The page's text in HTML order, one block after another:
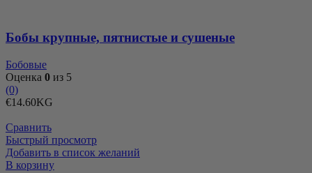
Бобы крупные, пятнистые и сушеные
Бобовые
Оценка 0 из 5
(0)
€14.60KG
Сравнить
Быстрый просмотр
Добавить в список желаний
Количество
В корзину